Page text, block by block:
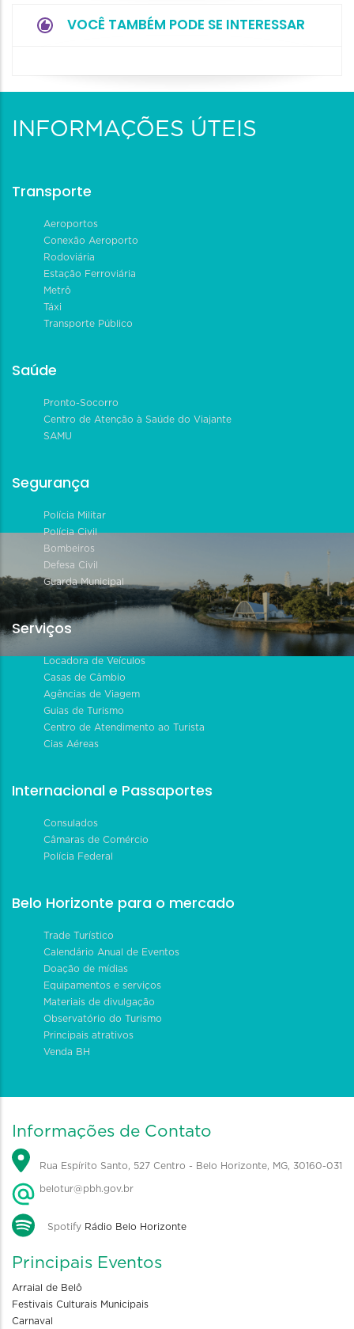
VOCÊ TAMBÉM PODE SE INTERESSAR
INFORMAÇÕES ÚTEIS
Transporte
Aeroportos
Conexão Aeroporto
Rodoviária
Estação Ferroviária
Metrô
Táxi
Transporte Público
Saúde
Pronto-Socorro
Centro de Atenção à Saúde do Viajante
SAMU
Segurança
Polícia Militar
Polícia Civil
Bombeiros
Defesa Civil
Guarda Municipal
Serviços
Locadora de Veículos
Casas de Câmbio
Agências de Viagem
Guias de Turismo
Centro de Atendimento ao Turista
Cias Aéreas
Internacional e Passaportes
Consulados
Câmaras de Comércio
Polícia Federal
Belo Horizonte para o mercado
Trade Turístico
Calendário Anual de Eventos
Doação de mídias
Equipamentos e serviços
Materiais de divulgação
Observatório do Turismo
Principais atrativos
Venda BH
Informações de Contato
Rua Espírito Santo, 527 Centro - Belo Horizonte, MG, 30160-031
belotur@pbh.gov.br
Spotify Rádio Belo Horizonte
Principais Eventos
Arraial de Belô
Festivais Culturais Municipais
Carnaval